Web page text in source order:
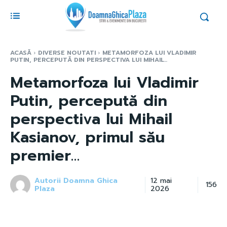
ACASĂ DIVERSE NOUTATI METAMORFOZA LUI VLADIMIR
PUTIN, PERCEPUTĂ DIN PERSPECTIVA LUI MIHAIL...
Metamorfoza lui Vladimir
Putin, percepută din
perspectiva lui Mihail
Kasianov, primul său
premier…
Autorii Doamna Ghica
Plaza
12 mai
2026 156